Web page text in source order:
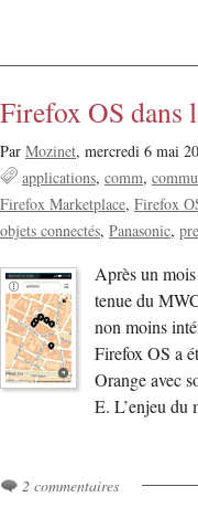
Firefox OS dans
Par Mozinet, mercredi 6 mai
applications comm
Firefox Marketplace Firefox
objets connectés Panasonic
Après un
tenue du
non moins
Firefox OS a
Orange avec
E. L’enjeu
2 commentaires